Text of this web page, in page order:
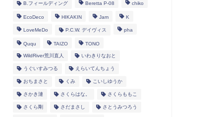
B.フィールディング Beretta P-08 chiko
EcoDeco HIKAKIN Jam K
LoveMeDo P.C.W. デイヴィス pha
Ququ TAIZO TONO
WildRiver荒川直人 いわきりなおと
うぐいすみつる えらいてんちょう
おちまさと くみ こいしゆうか
さかき漣 さくらはな。 さくらももこ
さくら剛 さだまさし さとうみつろう